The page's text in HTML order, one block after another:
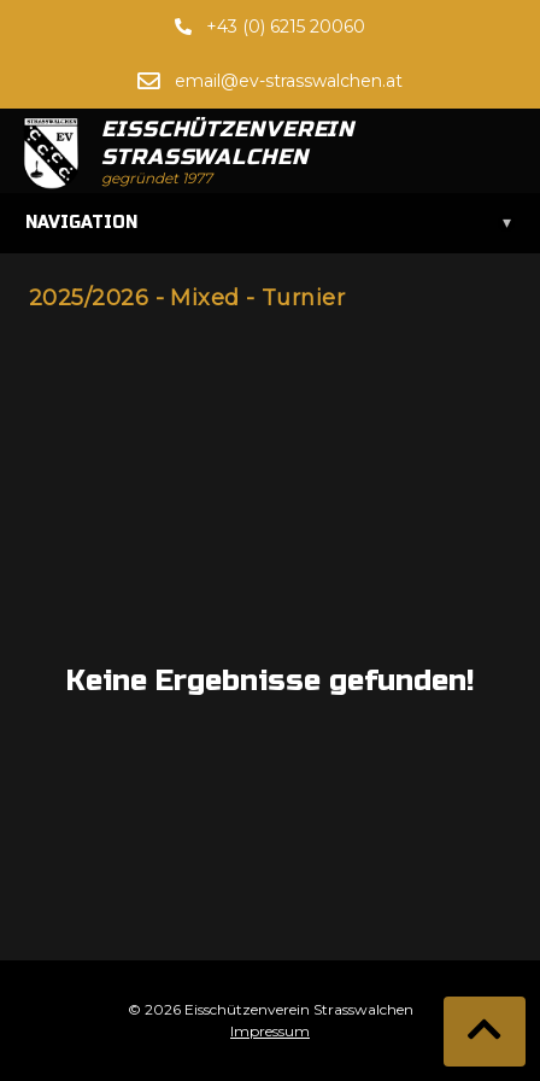
+43 (0) 6215 20060
email@ev-strasswalchen.at
EISSCHÜTZENVEREIN
STRASSWALCHEN
gegründet 1977
NAVIGATION ▾
2025/2026 - Mixed - Turnier
Keine Ergebnisse gefunden!
© 2026 Eisschützenverein Strasswalchen
Impressum